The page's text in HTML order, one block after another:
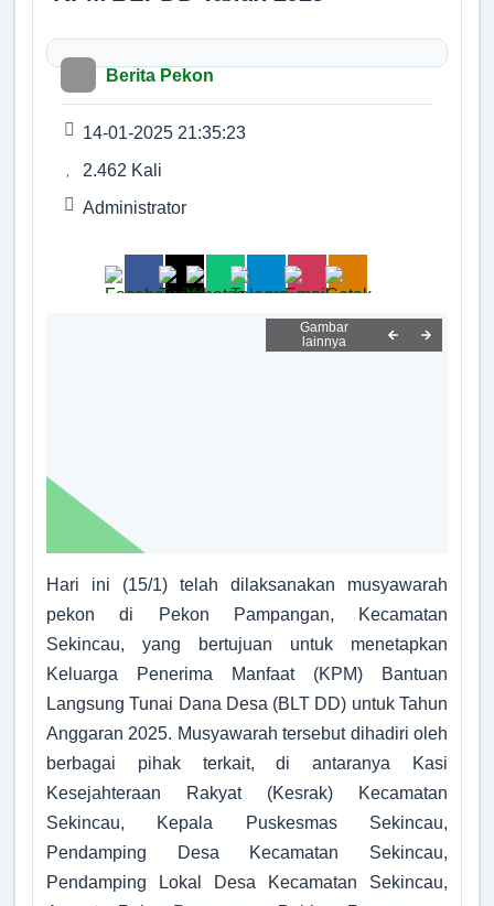
Pemerintahan Pekon
Lembaga Pekon
Data Kader Kesehatan
Data Penduduk
Desa Cantik
Posyandu ILP
Kecamatan
: Sekincau
Kabupaten
:
Lampung Barat
Berita Pekon
14-01-2025 21:35:23
2.462 Kali
Administrator
Hari ini (15/1) telah dilaksanakan musyawarah
pekon di Pekon Pampangan, Kecamatan
Sekincau, yang bertujuan untuk menetapkan
Keluarga Penerima Manfaat (KPM) Bantuan
Langsung Tunai Dana Desa (BLT DD) untuk Tahun
Anggaran 2025. Musyawarah tersebut dihadiri oleh
berbagai pihak terkait, di antaranya Kasi
Kesejahteraan Rakyat (Kesrak) Kecamatan
Sekincau, Kepala Puskesmas Sekincau,
Pendamping Desa Kecamatan Sekincau,
Pendamping Lokal Desa Kecamatan Sekincau,
HERIDIANSYAH
Kasi Pelayanan
ERIKA YULIANTI, S.I.P.
M. SAFE'I
Tidak Ada di Kantor
M. AMIN
Kaur Perencanaan
Tidak Ada di Kantor
DEDI ARIYADI
Kepala Pemangku Talang Semarang A
Tidak Ada di Kantor
PUJIONO
Kepala Pemangku Gunung Sari
ZULKARNAIN
Tidak Ada di Kantor